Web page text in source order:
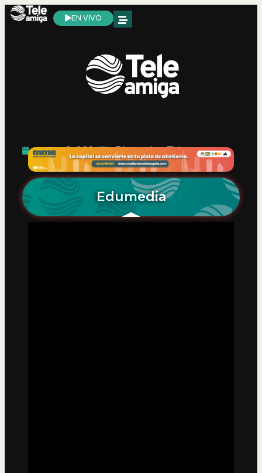
EN VIVO
mayo 8, 2024 Disruptiva,TV
Edumedia